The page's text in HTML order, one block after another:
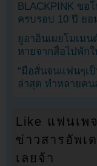
BLACKPINK ขอ
ครบรอบ 10 ปี ยอ
ยูอาอินเผยโมเม
หายจากสื่อไปพัก
“มือสั่นจนแฟนๆเ
ล่าสุด ทำหลายคน
Like แฟนเพ
ข่าวสารอัพเ
เลยจ้า